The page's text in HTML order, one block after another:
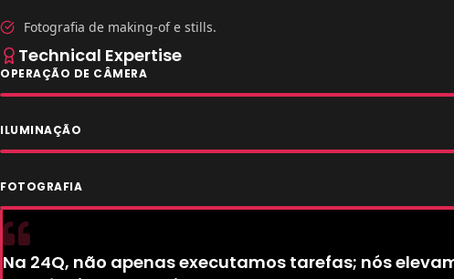
Fotografia de making-of e stills.
Technical Expertise
OPERAÇÃO DE CÂMERA
ILUMINAÇÃO
FOTOGRAFIA
Na 24Q, não apenas executamos tarefas; nós